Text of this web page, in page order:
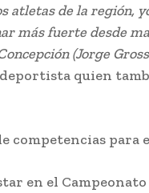
atletas de la región,
más fuerte desde
(Jorge
quien
para
en el Campeonato